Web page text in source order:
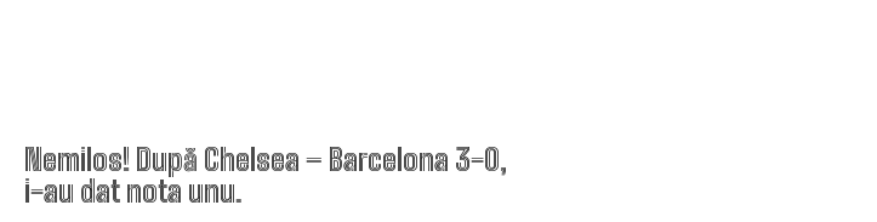
Nemilos! După Chelsea – Barcelona 3-0,
i-au dat nota unu.